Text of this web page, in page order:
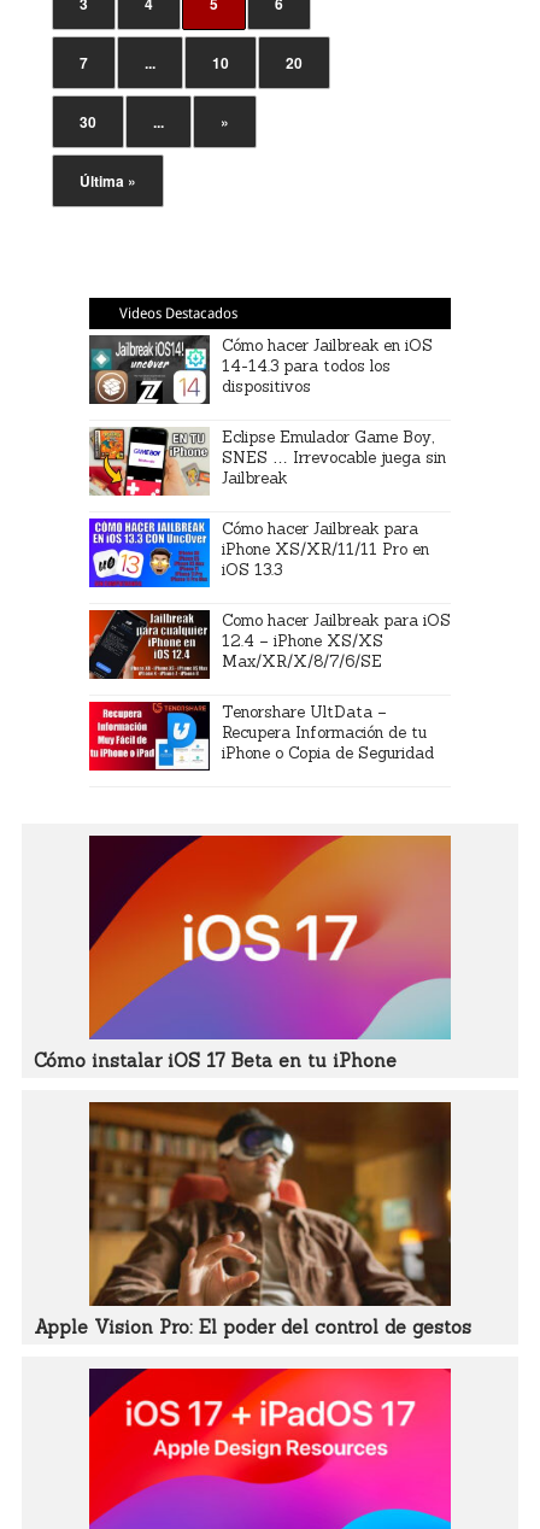
7 ... 10 20
30 ... »
Última »
Videos Destacados
Cómo hacer Jailbreak en iOS
14-14.3 para todos los
dispositivos
Eclipse Emulador Game Boy,
SNES … Irrevocable juega sin
Jailbreak
Cómo hacer Jailbreak para
iPhone XS/XR/11/11 Pro en
iOS 13.3
Como hacer Jailbreak para iOS
12.4 – iPhone XS/XS
Max/XR/X/8/7/6/SE
Tenorshare UltData –
Recupera Información de tu
iPhone o Copia de Seguridad
Cómo instalar iOS 17 Beta en tu iPhone
Apple Vision Pro: El poder del control de gestos